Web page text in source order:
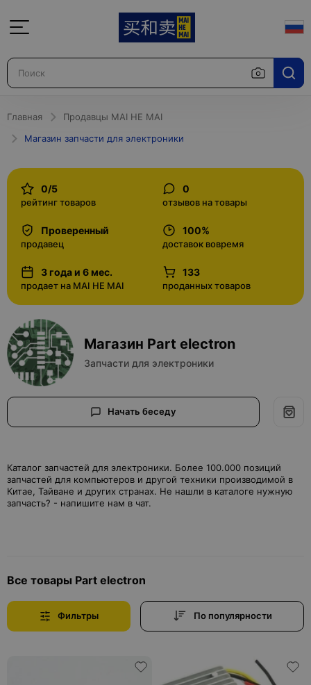
Главная
Продавцы MAI HE MAI
Магазин запчасти для электроники
0/5
рейтинг товаров
0
отзывов на товары
Проверенный
продавец
100%
доставок вовремя
3 года и 6 мес.
продает на MAI HE MAI
133
проданных товаров
Магазин Part electron
Запчасти для электроники
Начать беседу
Каталог запчастей для электроники. Более 100.000 позиций
запчастей для компьютеров и другой техники производимой в
Китае, Тайване и других странах. Не нашли в каталоге нужную
запчасть? - напишите нам в чат.
Все товары Part electron
Фильтры По популярности